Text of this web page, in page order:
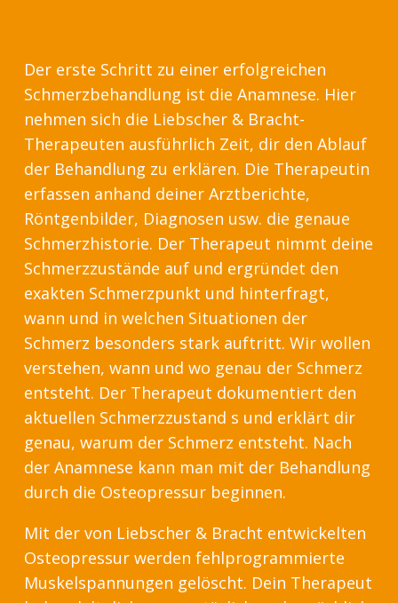
Der erste Schritt zu einer erfolgreichen
Schmerzbehandlung ist die Anamnese. Hier
nehmen sich die Liebscher & Bracht-
Therapeuten ausführlich Zeit, dir den Ablauf
der Behandlung zu erklären. Die Therapeutin
erfassen anhand deiner Arztberichte,
Röntgenbilder, Diagnosen usw. die genaue
Schmerzhistorie. Der Therapeut nimmt deine
Schmerzzustände auf und ergründet den
exakten Schmerzpunkt und hinterfragt,
wann und in welchen Situationen der
Schmerz besonders stark auftritt. Wir wollen
verstehen, wann und wo genau der Schmerz
entsteht. Der Therapeut dokumentiert den
aktuellen Schmerzzustand s und erklärt dir
genau, warum der Schmerz entsteht. Nach
der Anamnese kann man mit der Behandlung
durch die Osteopressur beginnen.
Mit der von Liebscher & Bracht entwickelten
Osteopressur werden fehlprogrammierte
Muskelspannungen gelöscht. Dein Therapeut